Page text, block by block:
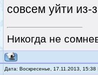
совсем уйти из-
Никогда не
Дата: Воскресенье, 17.11.2013,